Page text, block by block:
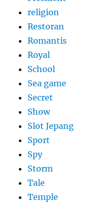
religion
Restoran
Romantis
Royal
School
Sea game
Secret
Show
Slot Jepang
Sport
Spy
Storm
Tale
Temple